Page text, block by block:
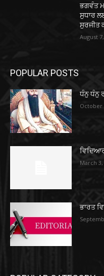
ਭਗਵੰਤ
ਸੁਧਾਰ
ਸੁਰਜੀਤ
August
POPULAR POSTS
ਧੰਨੁ ਧੰਨੁ
October
March 3,
ਭਾਰਤ